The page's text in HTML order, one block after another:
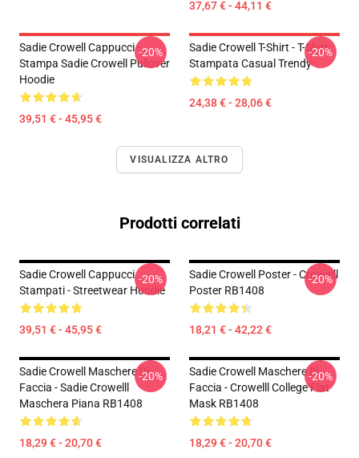
37,67 € - 44,11 €
Sadie Crowell Cappucci -
Stampa Sadie Crowell Pullover
Hoodie
39,51 € - 45,95 €
-20%
Sadie Crowell T-Shirt - T-Shirt
Stampata Casual Trendy
24,38 € - 28,06 €
-20%
VISUALIZZA ALTRO
Prodotti correlati
Sadie Crowell Cappucci
Stampati - Streetwear Hoodie
39,51 € - 45,95 €
-20%
Sadie Crowell Poster - Crowelll
Poster RB1408
18,21 € - 42,22 €
-20%
Sadie Crowell Maschere Di
Faccia - Sadie Crowelll
Maschera Piana RB1408
18,29 € - 20,70 €
-20%
Sadie Crowell Maschere Di
Faccia - Crowelll College Flat
Mask RB1408
18,29 € - 20,70 €
-20%